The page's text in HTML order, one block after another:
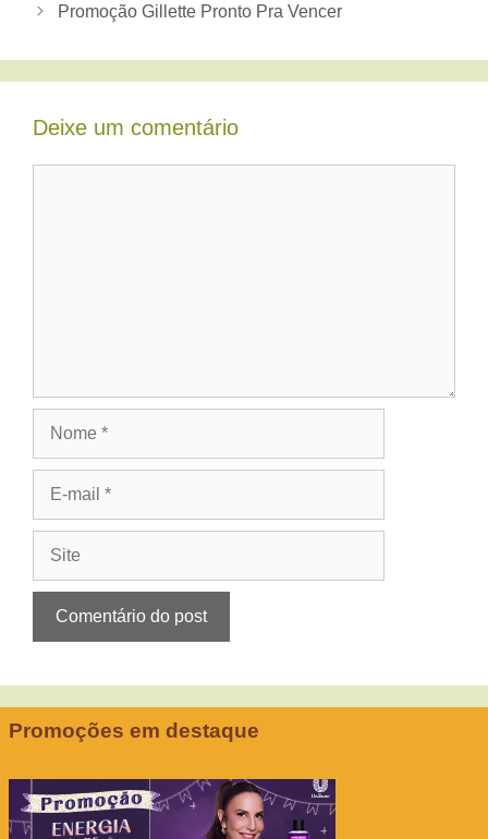
Promoção Gillette Pronto Pra Vencer
Deixe um comentário
Promoções em destaque